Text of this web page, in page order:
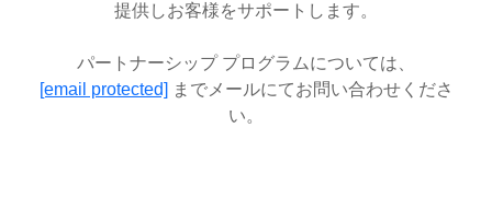
提供しお客様をサポートします。
パートナーシップ プログラムについては、
[email protected] までメールにてお問い合わせくださ
い。